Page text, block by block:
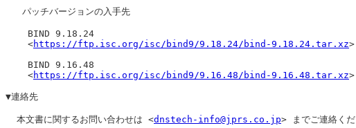
   パッチバージョンの入手先
    BIND 9.18.24
    <
https://ftp.isc.org/isc/bind9/9.18.24/bind-9.18.24.tar.xz>
    BIND 9.16.48
    <
https://ftp.isc.org/isc/bind9/9.16.48/bind-9.16.48.tar.xz>
▼連絡先
  本文書に関するお問い合わせは <
dnstech-info@jprs.co.jp> までご連絡くだ